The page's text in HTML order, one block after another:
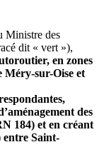
Ministre des
dit « vert »),
en zones
Méry-sur-Oise et
des
184) et en créant
entre Saint-